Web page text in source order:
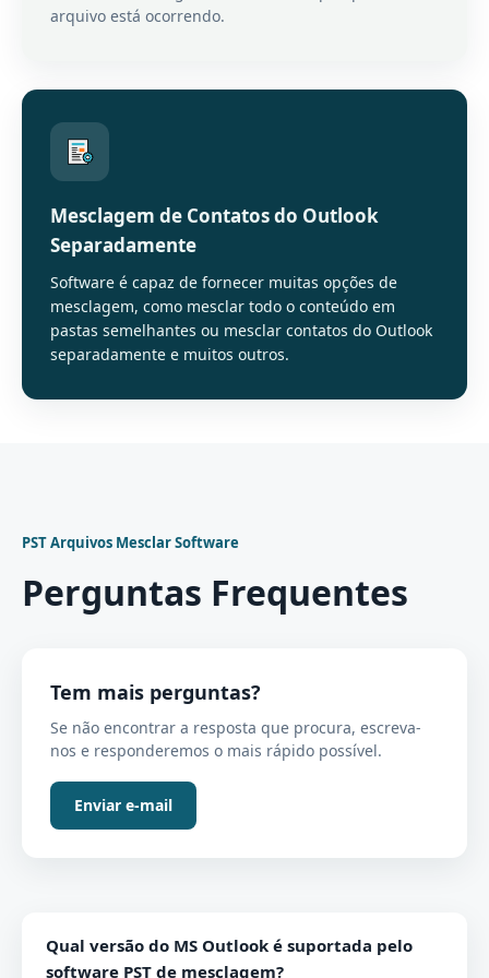
arquivo está ocorrendo.
Mesclagem de Contatos do Outlook
Separadamente
Software é capaz de fornecer muitas opções de
mesclagem, como mesclar todo o conteúdo em
pastas semelhantes ou mesclar contatos do Outlook
separadamente e muitos outros.
PST Arquivos Mesclar Software
Perguntas Frequentes
Tem mais perguntas?
Se não encontrar a resposta que procura, escreva-
nos e responderemos o mais rápido possível.
Enviar e-mail
Qual versão do MS Outlook é suportada pelo
software PST de mesclagem?